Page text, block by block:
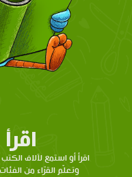
اقرأ أو استمع لآلاف
وتعلّم القرّاء من